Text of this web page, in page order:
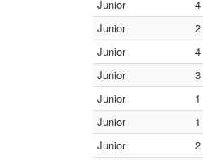
Junior
4
Junior
2
Junior
4
Junior
3
Junior
1
Junior
1
Junior
2